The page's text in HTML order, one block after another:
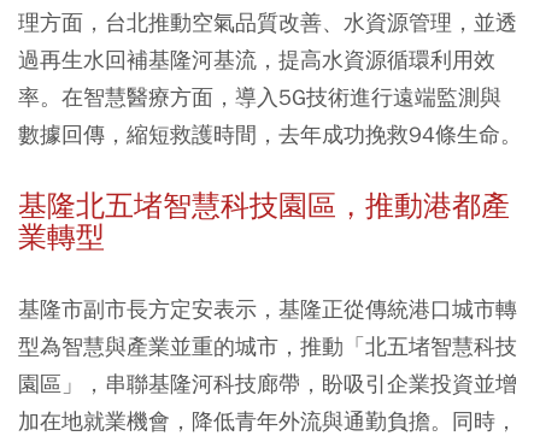
理方面，台北推動空氣品質改善、水資源管理，並透
過再生水回補基隆河基流，提高水資源循環利用效
率。在智慧醫療方面，導入5G技術進行遠端監測與
數據回傳，縮短救護時間，去年成功挽救94條生命。
基隆北五堵智慧科技園區，推動港都產
業轉型
基隆市副市長方定安表示，基隆正從傳統港口城市轉
型為智慧與產業並重的城市，推動「北五堵智慧科技
園區」，串聯基隆河科技廊帶，盼吸引企業投資並增
加在地就業機會，降低青年外流與通勤負擔。同時，